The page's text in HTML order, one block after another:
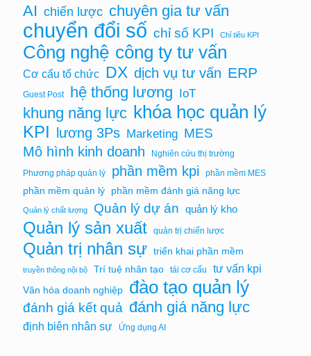
AI chiến lược chuyên gia tư vấn
chuyển đổi số chỉ số KPI Chỉ tiêu KPI
Công nghệ công ty tư vấn
Cơ cấu tổ chức DX dịch vụ tư vấn ERP
Guest Post hệ thống lương IoT
khung năng lực khóa học quản lý
KPI lương 3Ps Marketing MES
Mô hình kinh doanh
Nghiên cứu thị trường
Phương pháp quản lý
phần mềm kpi phần mềm MES
phần mềm quản lý phần mềm đánh giá năng lực
Quản lý chất lượng Quản lý dự án quản lý kho
Quản lý sản xuất quản trị chiến lược
Quản trị nhân sự triển khai phần mềm
truyền thông nội bộ Trí tuệ nhân tạo tái cơ cấu tư vấn kpi
Văn hóa doanh nghiệp đào tạo quản lý
đánh giá kết quả đánh giá năng lực
định biên nhân sự Ứng dụng AI